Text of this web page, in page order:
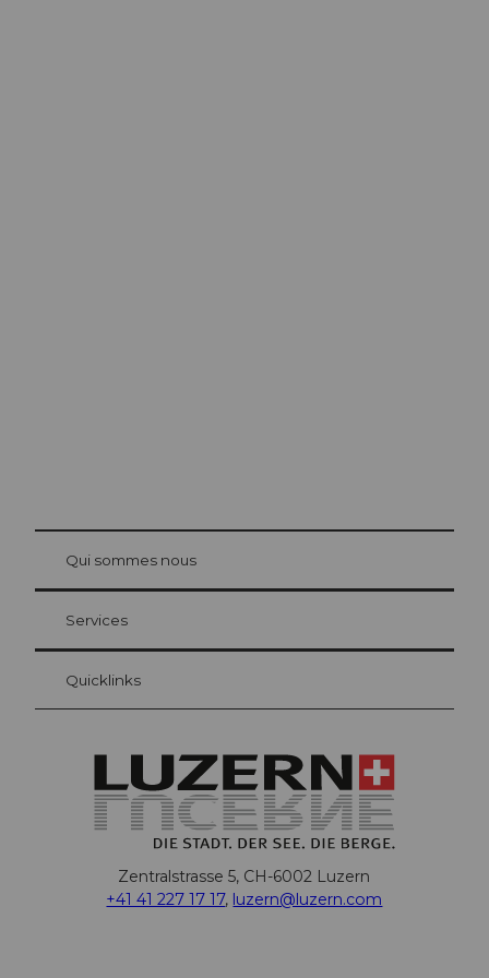
Carte d’hôte Lucerne
Vos avantages en tant qu'hôte pour la nuit
at Bre
Qui sommes nous
Services
Quicklinks
Zentralstrasse 5, CH-6002 Luzern
+41 41 227 17 17, luzern@luzern.com